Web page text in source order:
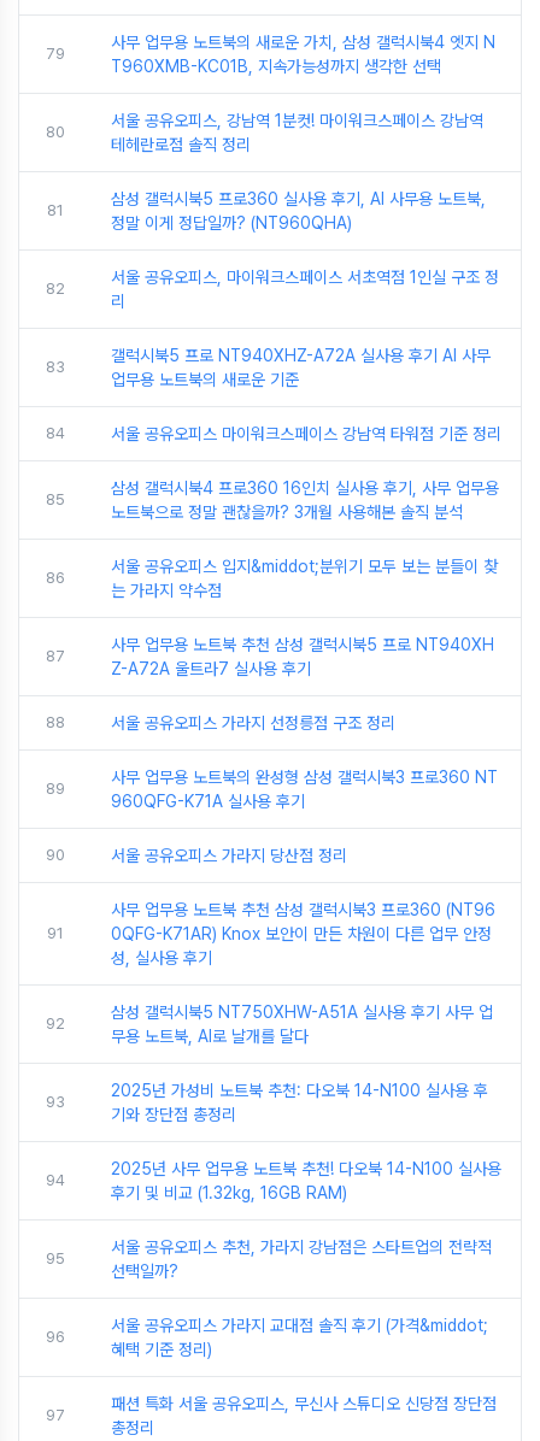
79
사무 업무용 노트북의 새로운 가치, 삼성 갤럭시북4 엣지 N
T960XMB-KC01B, 지속가능성까지 생각한 선택
80
서울 공유오피스, 강남역 1분컷! 마이워크스페이스 강남역
테헤란로점 솔직 정리
81
삼성 갤럭시북5 프로360 실사용 후기, AI 사무용 노트북,
정말 이게 정답일까? (NT960QHA)
82
서울 공유오피스, 마이워크스페이스 서초역점 1인실 구조 정
리
83
갤럭시북5 프로 NT940XHZ-A72A 실사용 후기 AI 사무
업무용 노트북의 새로운 기준
84 서울 공유오피스 마이워크스페이스 강남역 타워점 기준 정리
85
삼성 갤럭시북4 프로360 16인치 실사용 후기, 사무 업무용
노트북으로 정말 괜찮을까? 3개월 사용해본 솔직 분석
86
서울 공유오피스 입지&middot;분위기 모두 보는 분들이 찾
는 가라지 약수점
87
사무 업무용 노트북 추천 삼성 갤럭시북5 프로 NT940XH
Z-A72A 울트라7 실사용 후기
88 서울 공유오피스 가라지 선정릉점 구조 정리
89
사무 업무용 노트북의 완성형 삼성 갤럭시북3 프로360 NT
960QFG-K71A 실사용 후기
90 서울 공유오피스 가라지 당산점 정리
91
사무 업무용 노트북 추천 삼성 갤럭시북3 프로360 (NT96
0QFG-K71AR) Knox 보안이 만든 차원이 다른 업무 안정
성, 실사용 후기
92
삼성 갤럭시북5 NT750XHW-A51A 실사용 후기 사무 업
무용 노트북, AI로 날개를 달다
93
2025년 가성비 노트북 추천: 다오북 14-N100 실사용 후
기와 장단점 총정리
94
2025년 사무 업무용 노트북 추천! 다오북 14-N100 실사용
후기 및 비교 (1.32kg, 16GB RAM)
95
서울 공유오피스 추천, 가라지 강남점은 스타트업의 전략적
선택일까?
96
서울 공유오피스 가라지 교대점 솔직 후기 (가격&middot;
혜택 기준 정리)
97
패션 특화 서울 공유오피스, 무신사 스튜디오 신당점 장단점
총정리